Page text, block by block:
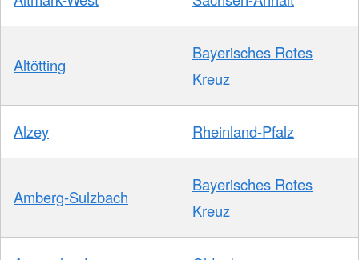
Altötting
Bayerisches Rotes
Kreuz
Alzey Rheinland-Pfalz
Amberg-Sulzbach
Bayerisches Rotes
Kreuz